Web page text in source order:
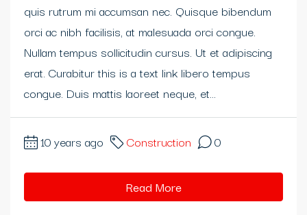
quis rutrum mi accumsan nec. Quisque bibendum
orci ac nibh facilisis, at malesuada orci congue.
Nullam tempus sollicitudin cursus. Ut et adipiscing
erat. Curabitur this is a text link libero tempus
congue. Duis mattis laoreet neque, et...
10 years ago Construction 0
Read More